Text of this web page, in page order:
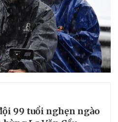
99 tuổi nghẹn ngào